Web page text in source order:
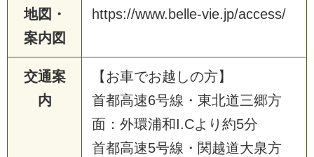
地図・
案内図
https://www.belle-vie.jp/access/
交通案
内
【お車でお越しの方】
首都高速6号線・東北道三郷方
面：外環浦和I.Cより約5分
首都高速5号線・関越道大泉方